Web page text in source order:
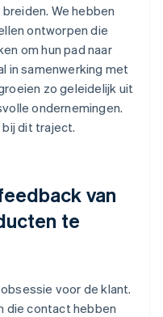
We hebben
ontworpen die
om hun pad naar
in samenwerking met
zo geleidelijk uit
ondernemingen.
bij dit traject.
van
te
voor de klant.
die contact hebben